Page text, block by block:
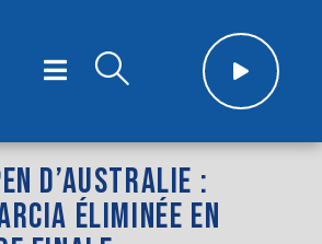
D’AUSTRALIE :
ÉLIMINÉE EN